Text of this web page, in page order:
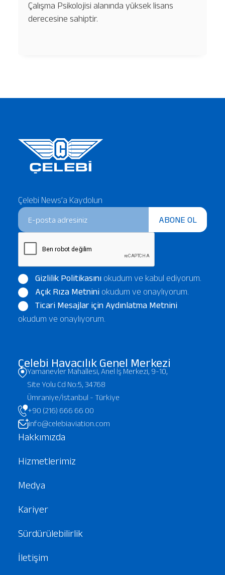
Çalışma Psikolojisi alanında yüksek lisans
derecesine sahiptir.
Çelebi News’a Kaydolun
ABONE OL
Gizlilik Politikasını okudum ve kabul ediyorum.
Açık Rıza Metnini okudum ve onaylıyorum.
Ticari Mesajlar için Aydınlatma Metnini
okudum ve onaylıyorum.
Çelebi Havacılık Genel Merkezi
Yamanevler Mahallesi, Anel İş Merkezi, 9-10,
Site Yolu Cd No:5, 34768
Ümraniye/İstanbul - Türkiye
+90 (216) 666 66 00
info@celebiaviation.com
Hakkımızda
Hizmetlerimiz
Medya
Kariyer
Sürdürülebilirlik
İletişim